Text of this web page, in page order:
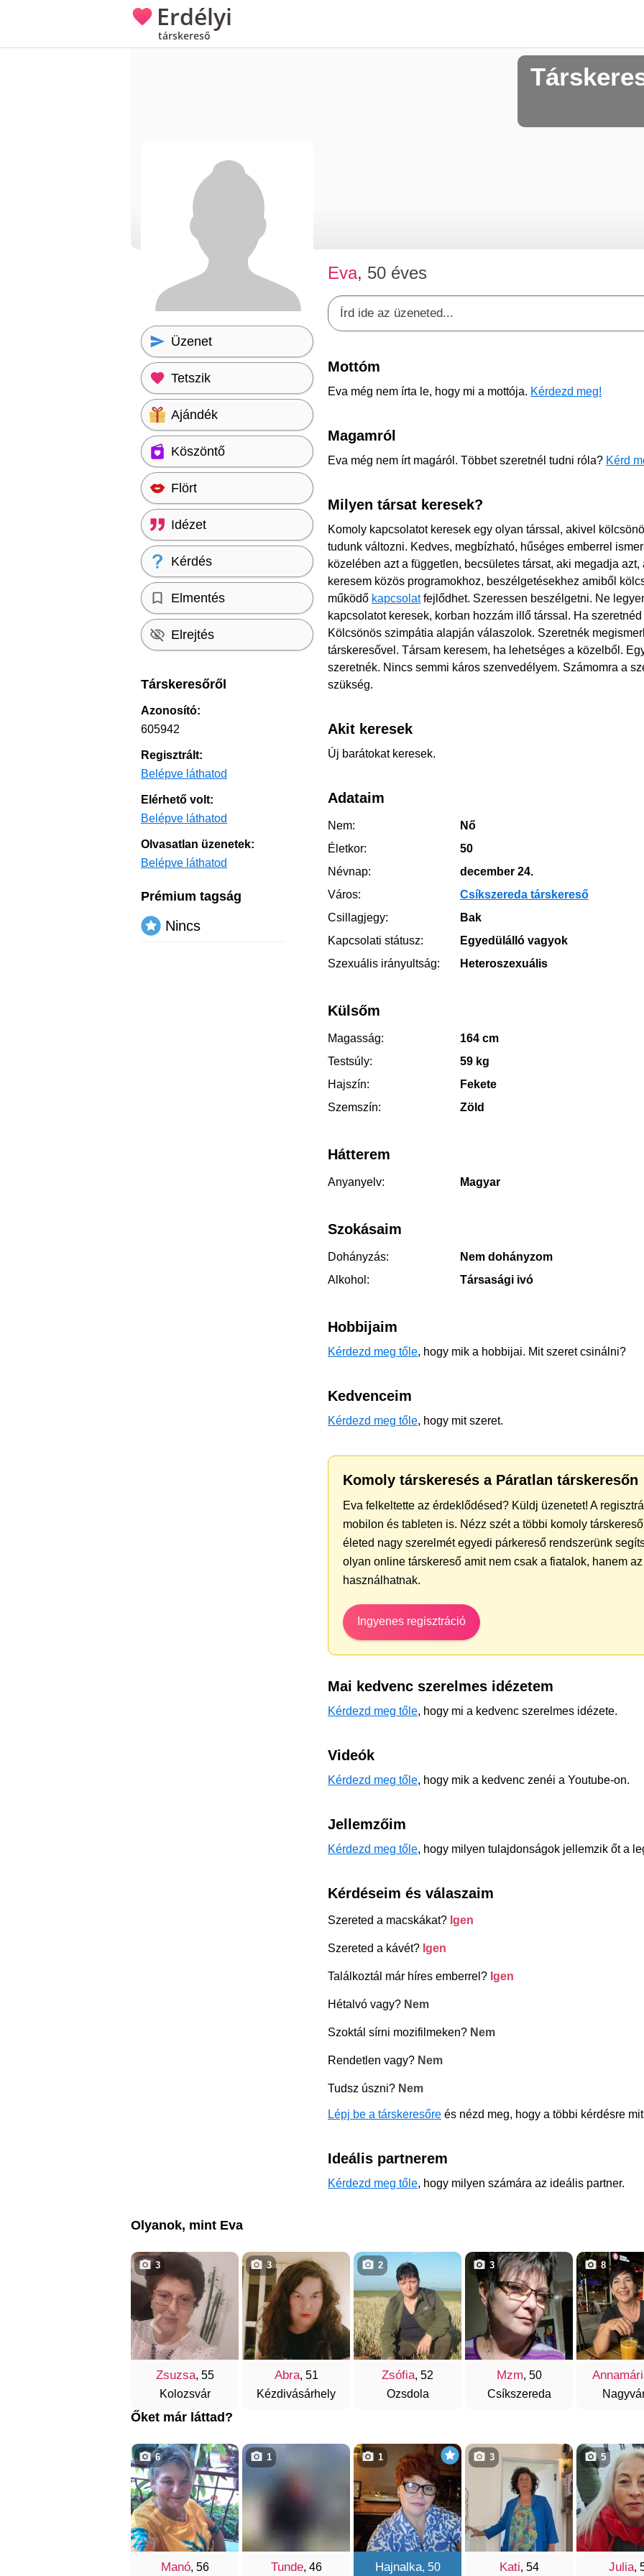
Erdélyi
társkereső
Eva, 50 éves
Mottóm
Eva még nem írta le, hogy mi a mottója. Kérdezd meg!
Magamról
Eva még nem írt magáról. Többet szeretnél tudni róla? Kérd
Milyen társat keresek?
Komoly kapcsolatot keresek egy olyan társsal, akivel
tudunk változni. Kedves, megbízható, hűséges emberrel
közelében azt a független, becsületes társat, aki megadja
keresem közös programokhoz, beszélgetésekhez amiből
működő kapcsolatfejlődhet. Szeressen beszélgetni. Ne
kapcsolatot keresek, korban hozzám illő társsal. Ha
Kölcsönös szimpátia alapján válaszolok. Szeretnék
társkeresővel. Társam keresem, ha lehetséges a közelből.
szeretnék. Nincs semmi káros szenvedélyem. Számomra a
szükség.
Akit keresek
Új barátokat keresek.
Adataim
Nem:
Nő
Életkor:
50
Névnap:
december 24.
Város:
Csíkszereda társkereső
Csillagjegy:
Bak
Kapcsolati státusz:
Egyedülálló vagyok
Szexuális irányultság:
Heteroszexuális
Külsőm
Magasság:
164 cm
Testsúly:
59 kg
Hajszín:
Fekete
Szemszín:
Zöld
Hátterem
Anyanyelv: Magyar
Szokásaim
Dohányzás:
Nem dohányzom
Alkohol:
Társasági ivó
Hobbijaim
Kérdezd meg tőle, hogy mik a hobbijai. Mit szeret csinálni?
Kedvenceim
Kérdezd meg tőle, hogy mit szeret.
Komoly társkeresés a Páratlan társkeresőn
Eva felkeltette az érdeklődésed? Küldj üzenetet! A
mobilon és tableten is. Nézz szét a többi komoly
életed nagy szerelmét egyedi párkereső rendszerünk
olyan online társkereső amit nem csak a fiatalok, hanem
használhatnak.
Ingyenes regisztráció
Mai kedvenc szerelmes idézetem
Kérdezd meg tőle, hogy mi a kedvenc szerelmes idézete.
Videók
Kérdezd meg tőle, hogy mik a kedvenc zenéi a Youtube-on.
Jellemzőim
Kérdezd meg tőle, hogy milyen tulajdonságok jellemzik őt a
Kérdéseim és válaszaim
Szereted a macskákat? Igen
Szereted a kávét? Igen
Találkoztál már híres emberrel? Igen
Hétalvó vagy? Nem
Szoktál sírni mozifilmeken? Nem
Rendetlen vagy? Nem
Tudsz úszni? Nem
Lépj be a társkeresőre és nézd meg, hogy a többi kérdésre
Ideális partnerem
Kérdezd meg tőle, hogy milyen számára az ideális partner.
Üzenet
Tetszik
Ajándék
Köszöntő
Flört
Idézet
Kérdés
Elmentés
Elrejtés
Társkeresőről
Azonosító:
605942
Regisztrált:
Belépve láthatod
Elérhető volt:
Belépve láthatod
Olvasatlan üzenetek:
Belépve láthatod
Prémium tagság
Nincs
Olyanok, mint Eva
Zsuzsa, 55
Kolozsvár
3
Abra, 51
Kézdivásárhely
3
Zsófia, 52
Ozsdola
2
Mzm, 50
Csíkszereda
3 8
Őket már láttad?
Manó, 56
6
Tunde, 46
1
Hajnalka, 50
1
Kati, 54
3
Julia,
5